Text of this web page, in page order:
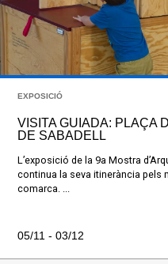
EXPOSICIÓ
VISITA GUIADA: PLAÇA
DE SABADELL
L’exposició de la 9a Mostra
continua la seva itinerància pels
comarca. ...
05/11 - 03/12